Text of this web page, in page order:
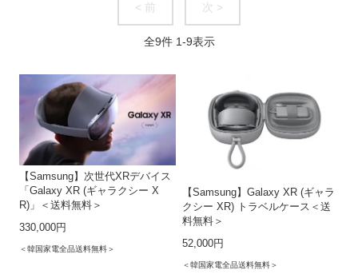
< 前 次 >
全9件 1-9表示
【Samsung】次世代XRデバイス
「Galaxy XR (ギャラクシー X
R)」＜送料無料＞
330,000円
＜韓国家電全品送料無料＞
【Samsung】Galaxy XR (ギャラ
クシー XR) トラベルケース＜送
料無料＞
52,000円
＜韓国家電全品送料無料＞